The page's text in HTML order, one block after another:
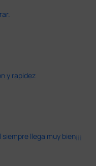
y rapidez
llega muy bien¡¡¡